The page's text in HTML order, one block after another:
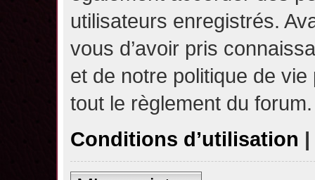
utilisateurs enregistrés.
vous d’avoir pris
et de notre politique de
tout le règlement du forum.
Conditions d’utilisation |